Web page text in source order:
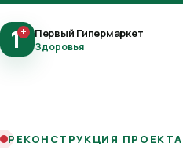
1+ Первый Гипермаркет
Здоровья
РЕКОНСТРУКЦИЯ ПРОЕКТА